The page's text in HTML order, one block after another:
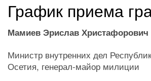
График приема
Мамиев Эрислав Христафорович
Министр внутренних дел
Осетия, генерал-майор милиции